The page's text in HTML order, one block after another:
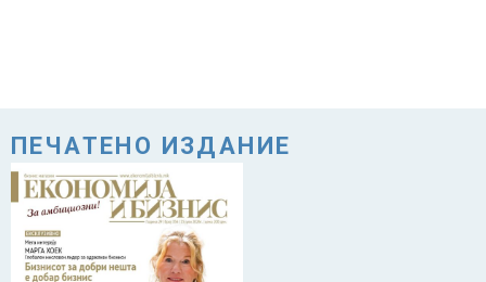
ПЕЧАТЕНО ИЗДАНИЕ